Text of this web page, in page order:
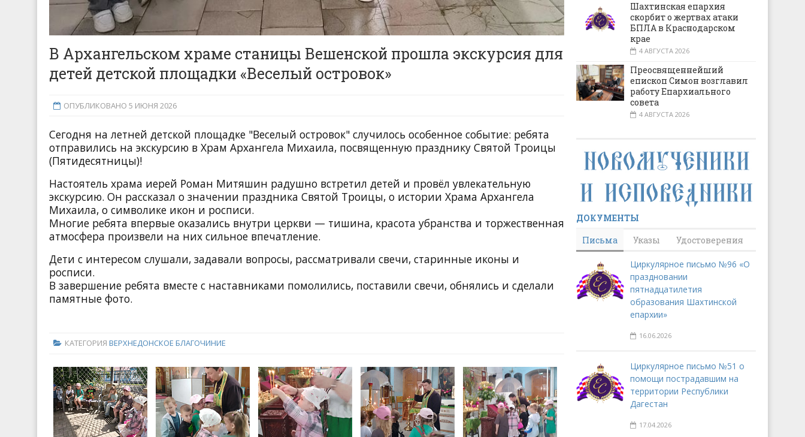
В Архангельском храме станицы Вешенской прошла экскурсия для
детей детской площадки «Веселый островок»
ОПУБЛИКОВАНО 5 ИЮНЯ 2026
Сегодня на летней детской площадке "Веселый островок" случилось особенное событие: ребята
отправились на экскурсию в Храм Архангела Михаила, посвященную празднику Святой Троицы
(Пятидесятницы)!
Настоятель храма иерей Роман Митяшин радушно встретил детей и провёл увлекательную
экскурсию. Он рассказал о значении праздника Святой Троицы, о истории Храма Архангела
Михаила, о символике икон и росписи.
Многие ребята впервые оказались внутри церкви — тишина, красота убранства и торжественная
атмосфера произвели на них сильное впечатление.
Дети с интересом слушали, задавали вопросы, рассматривали свечи, старинные иконы и
росписи.
В завершение ребята вместе с наставниками помолились, поставили свечи, обнялись и сделали
памятные фото.
КАТЕГОРИЯ ВЕРХНЕДОНСКОЕ БЛАГОЧИНИЕ
Шахтинская епархия
скорбит о жертвах атаки
БПЛА в Краснодарском
крае
4 АВГУСТА 2026
Преосвященнейший
епископ Симон возглавил
работу Епархиального
совета
4 АВГУСТА 2026
ДОКУМЕНТЫ
Письма
Указы Удостоверения
Циркулярное письмо №96 «О
праздновании
пятнадцатилетия
образования Шахтинской
епархии»
16.06.2026
Циркулярное письмо №51 о
помощи пострадавшим на
территории Республики
Дагестан
17.04.2026